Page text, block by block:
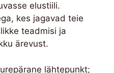
elustiili.
kes jagavad teie
teadmisi ja
ärevust.
lähtepunkt;